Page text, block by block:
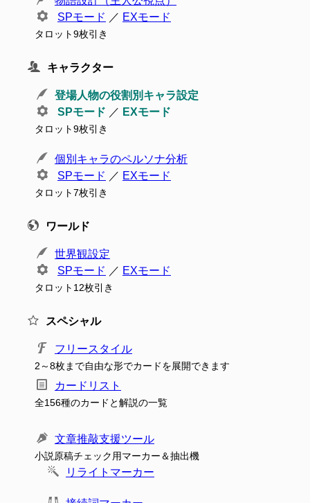
SPモード ／ EXモード
タロット9枚引き
キャラクター
登場人物の役割別キャラ設定
SPモード ／ EXモード
タロット9枚引き
個別キャラのペルソナ分析
SPモード ／ EXモード
タロット7枚引き
ワールド
世界観設定
SPモード ／ EXモード
タロット12枚引き
スペシャル
フリースタイル
2～8枚まで自由な形でカードを展開できます
カードリスト
全156種のカードと解説の一覧
文章推敲支援ツール
小説原稿チェック用マーカー＆抽出機
リライトマーカー